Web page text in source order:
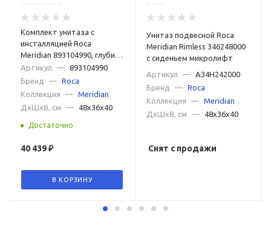
Комплект унитаза с
инсталляцией Roca
Meridian 893104990, глубина
унитаза 48см, без клавиши
в комплекте, с
безободковый,
быстросъемное
Артикул — 893104990
Бренд
— Roca
Коллекция
— Meridian
ДxШxВ, см
— 48x36x40
Достаточно
40 439₽
В КОРЗИНУ
Унитаз подвесной Roca
Meridian Rimless 346248000
с сиденьем микролифт
Артикул
— A34H242000
Бренд
— Roca
Коллекция
— Meridian
ДxШxВ, см
— 48x36x40
Снят с продажи